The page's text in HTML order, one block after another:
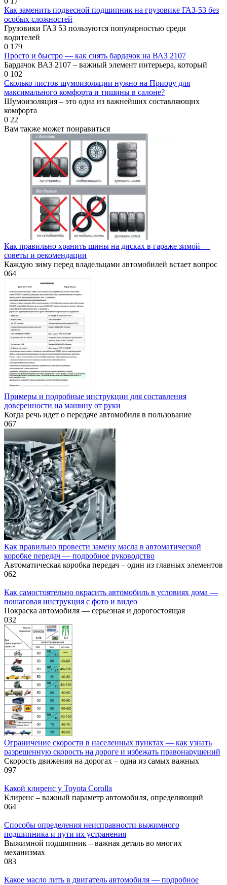
Как заменить подвесной подшипник на грузовике ГАЗ-53 без
особых сложностей
Грузовики ГАЗ 53 пользуются популярностью среди
водителей
0 179
Просто и быстро — как снять бардачок на ВАЗ 2107
Бардачок ВАЗ 2107 – важный элемент интерьера, который
0 102
Сколько листов шумоизоляции нужно на Приору для
максимального комфорта и тишины в салоне?
Шумоизоляция – это одна из важнейших составляющих
комфорта
0 22
Вам также может понравиться
Как правильно хранить шины на дисках в гараже зимой —
советы и рекомендации
Каждую зиму перед владельцами автомобилей встает вопрос
064
Примеры и подробные инструкции для составления
доверенности на машину от руки
Когда речь идет о передаче автомобиля в пользование
067
Как правильно провести замену масла в автоматической
коробке передач — подробное руководство
Автоматическая коробка передач – один из главных элементов
062
Как самостоятельно окрасить автомобиль в условиях дома —
пошаговая инструкция с фото и видео
Покраска автомобиля — серьезная и дорогостоящая
032
Ограничение скорости в населенных пунктах — как узнать
разрешенную скорость на дороге и избежать правонарушений
Скорость движения на дорогах – одна из самых важных
097
Какой клиренс у Toyota Corolla
Клиренс – важный параметр автомобиля, определяющий
064
Способы определения неисправности выжимного
подшипника и пути их устранения
Выжимной подшипник – важная деталь во многих
механизмах
083
Какое масло лить в двигатель автомобиля — подробное